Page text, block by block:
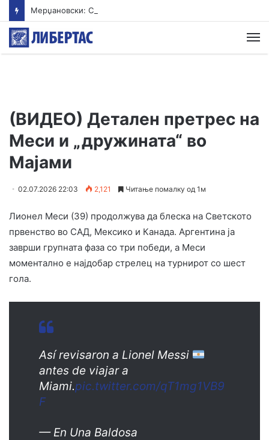
(ВИДЕО) Детален претрес на
Меси и „дружината“ во
Мајами
02.07.2026 22:03 2,121 Читање помалку од 1м
Лионел Меси (39) продолжува да блеска на Светското
првенство во САД, Мексико и Канада. Аргентина ја
заврши групната фаза со три победи, а Меси
моментално е најдобар стрелец на турнирот со шест
гола.
Así revisaron a Lionel Messi
antes de viajar a
Miami.pic.twitter.com/qT1mg1VB9
F
— En Una Baldosa